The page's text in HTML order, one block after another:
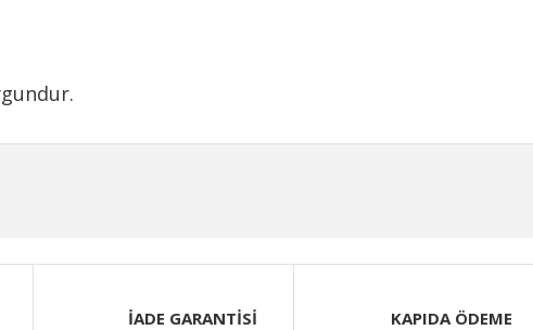
gördüğünüz noktaları öneri formunu kullanarak tarafımıza iletebilirsiniz.
İADE GARANTİSİ KAPIDA ÖDEME